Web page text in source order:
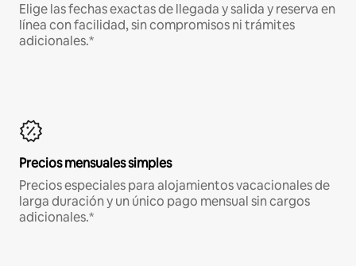
Elige las fechas exactas de llegada y salida y reserva en
línea con facilidad, sin compromisos ni trámites
adicionales.*
Precios mensuales simples
Precios especiales para alojamientos vacacionales de
larga duración y un único pago mensual sin cargos
adicionales.*